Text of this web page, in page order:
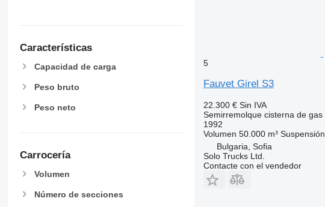
Características
Capacidad de carga
Peso bruto
Peso neto
Carrocería
Volumen
Número de secciones
5
Fauvet Girel S3
22.300 € Sin IVA
Semirremolque cisterna de gas
1992
Volumen 50.000 m³ Suspensión
Bulgaria, Sofia
Solo Trucks Ltd.
Contacte con el vendedor